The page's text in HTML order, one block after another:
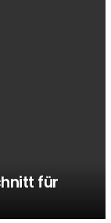
für